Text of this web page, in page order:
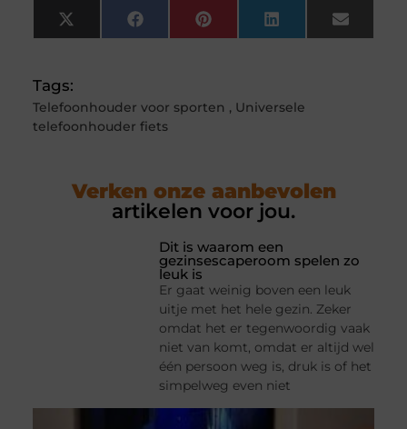
X
(Twitter)
FacebookPinterestLinkedInEmail
Tags:
Telefoonhouder voor sporten , Universele
telefoonhouder fiets
Verken onze aanbevolen
artikelen voor jou.
Dit is waarom een
gezinsescaperoom spelen zo
leuk is
Er gaat weinig boven een leuk
uitje met het hele gezin. Zeker
omdat het er tegenwoordig vaak
niet van komt, omdat er altijd wel
één persoon weg is, druk is of het
simpelweg even niet